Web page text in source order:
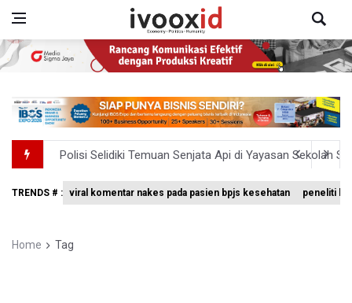
Polisi Selidiki Temuan Senjata Api di Yayasan Sekolah
995 Senjata Api Ditemukan di Sekolah Swasta di
Swiss-Belcourt Bogor Hadirkan Promo "Merdeka
TRENDS # : viral komentar nakes pada pasien bpjs kesehatan peneliti
Home Tag